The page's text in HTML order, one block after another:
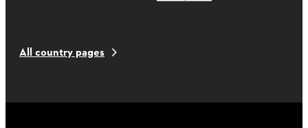
All country pages